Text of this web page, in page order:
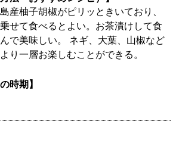
産柚子胡椒がピリッときいており、
せて食べるとよい。お茶漬けして食
で美味しい。 ネギ、大葉、山椒など
り一層お楽しむことができる。
時期】